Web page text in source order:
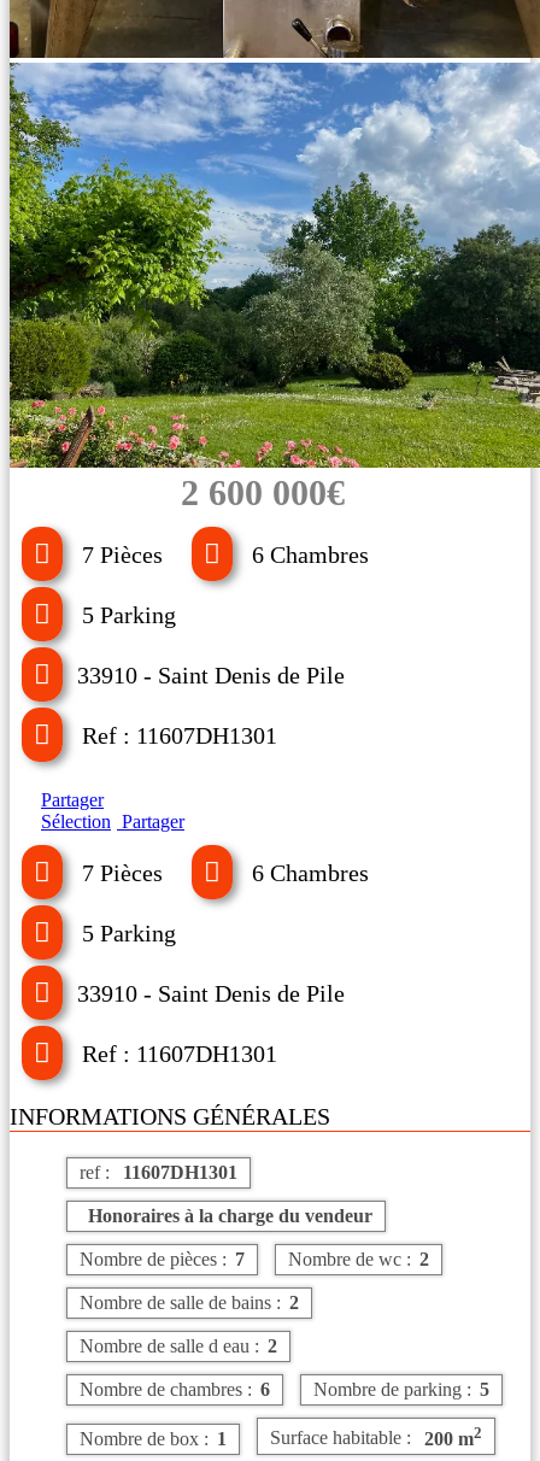
2 600 000€
7 Pièces 6 Chambres
5 Parking
33910 - Saint Denis de Pile
Ref : 11607DH1301
Partager
Sélection Partager
7 Pièces 6 Chambres
5 Parking
33910 - Saint Denis de Pile
Ref : 11607DH1301
INFORMATIONS GÉNÉRALES
ref : 11607DH1301
Honoraires à la charge du vendeur
Nombre de pièces : 7 Nombre de wc : 2
Nombre de salle de bains : 2
Nombre de salle d eau : 2
Nombre de chambres : 6 Nombre de parking : 5
Nombre de box : 1 Surface habitable : 200 m2